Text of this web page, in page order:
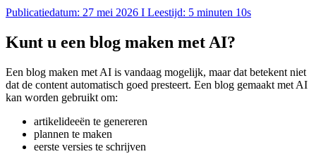
Publicatiedatum: 27 mei 2026 I Leestijd: 5 minuten 10s
Kunt u een blog maken met AI?
Een blog maken met AI is vandaag mogelijk, maar dat betekent niet
dat de content automatisch goed presteert. Een blog gemaakt met AI
kan worden gebruikt om:
artikelideeën te genereren
plannen te maken
eerste versies te schrijven